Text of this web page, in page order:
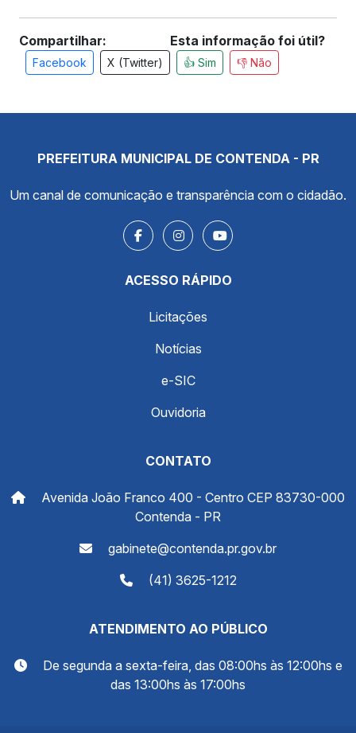
Compartilhar:
Facebook X (Twitter)
Esta informação foi útil?
👍 Sim 👎 Não
PREFEITURA MUNICIPAL DE CONTENDA - PR
Um canal de comunicação e transparência com o cidadão.
ACESSO RÁPIDO
Licitações
Notícias
e-SIC
Ouvidoria
CONTATO
Avenida João Franco 400 - Centro CEP 83730-000
Contenda - PR
gabinete@contenda.pr.gov.br
(41) 3625-1212
ATENDIMENTO AO PÚBLICO
De segunda a sexta-feira, das 08:00hs às 12:00hs e
das 13:00hs às 17:00hs